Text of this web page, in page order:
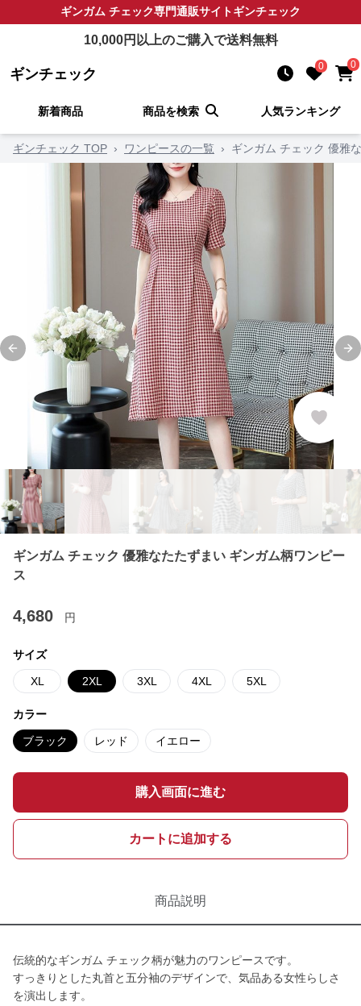
ギンガム チェック専門通販サイトギンチェック
10,000円以上のご購入で送料無料
ギンチェック 0 0
新着商品 商品を検索 人気ランキング
ギンチェック TOP › ワンピースの一覧 › ギンガム チェック 優雅
Previous slide
ギンガム チェック 優雅なたたずまい ギンガム柄ワンピー
ス
4,680 円
サイズ
XL 2XL 3XL 4XL 5XL
カラー
ブラック レッド イエロー
購入画面に進む
カートに追加する
商品説明
伝統的なギンガム チェック柄が魅力のワンピースです。
すっきりとした丸首と五分袖のデザインで、気品ある女性らしさ
を演出します。